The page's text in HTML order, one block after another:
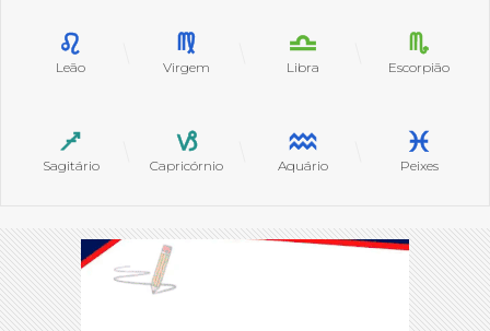
Leão Virgem Libra Escorpião
Sagitário Capricórnio Aquário Peixes